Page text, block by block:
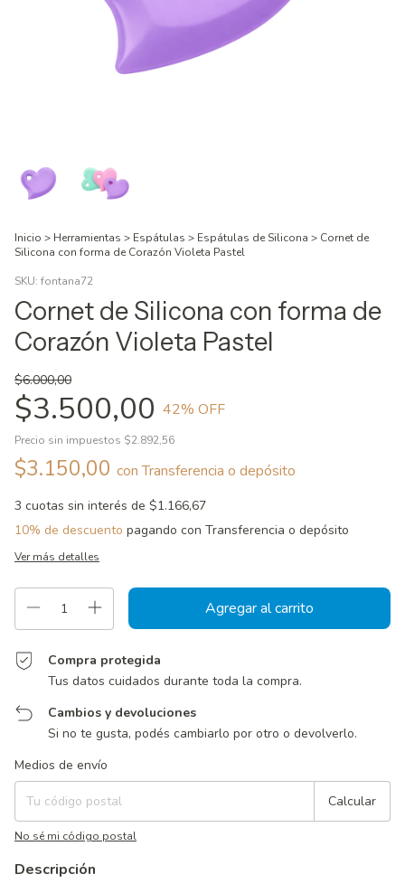
Inicio > Herramientas > Espátulas > Espátulas de Silicona > Cornet de
Silicona con forma de Corazón Violeta Pastel
SKU: fontana72
Cornet de Silicona con forma de
Corazón Violeta Pastel
$6.000,00
$3.500,00 42% OFF
Precio sin impuestos $2.892,56
$3.150,00 con Transferencia o depósito
3 cuotas sin interés de $1.166,67
10% de descuento pagando con Transferencia o depósito
Ver más detalles
Compra protegida
Tus datos cuidados durante toda la compra.
Cambios y devoluciones
Si no te gusta, podés cambiarlo por otro o devolverlo.
Entregas para el CP:
Medios de envío
Calcular
No sé mi código postal
Descripción